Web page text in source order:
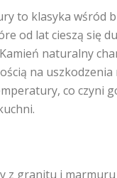
to klasyka wśród
od lat cieszą się
naturalny
na uszkodzenia
co czyni
z granitu i